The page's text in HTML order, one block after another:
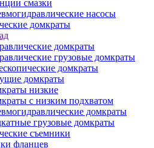
смазки
насосы
домкраты
домкраты
грузовые домкраты
домкраты
домкраты
низкие
с низким подхватом
домкраты
грузовые домкраты
съемники
фланцев